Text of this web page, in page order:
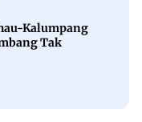
Kalumpang
Tak